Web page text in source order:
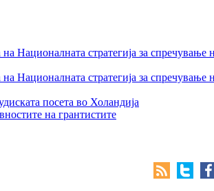
Националната стратегија за
Националната стратегија за
посета во Холандија
на грантистите